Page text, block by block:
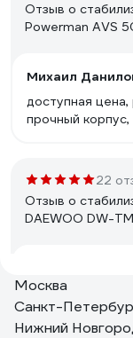
Отзыв о
Powerman AVS
Михаил
доступная
прочный
22
Отзыв о
DAEWOO DW-
аккуратный
Байпас
Москва
Санкт-
Нижний